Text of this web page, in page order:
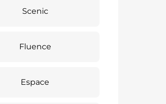
Scenic
Fluence
Espace